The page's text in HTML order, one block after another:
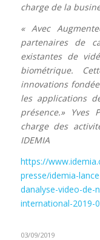
charge de la
« Avec
partenaires de
existantes de
biométrique.
innovations
les applications
présence.» Yves
charge des
IDEMIA
https://
presse/idemia-
danalyse-video-de-
international-2019-
03/09/2019